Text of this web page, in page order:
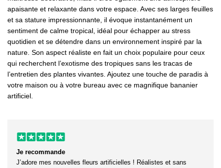
apaisante et relaxante dans votre espace. Avec ses larges feuilles
et sa stature impressionnante, il évoque instantanément un
sentiment de calme tropical, idéal pour échapper au stress
quotidien et se détendre dans un environnement inspiré par la
nature. Son aspect réaliste en fait un choix populaire pour ceux
qui recherchent l’exotisme des tropiques sans les tracas de
l’entretien des plantes vivantes. Ajoutez une touche de paradis à
votre maison ou à votre bureau avec ce magnifique bananier
artificiel.
Je recommande
J’adore mes nouvelles fleurs artificielles ! Réalistes et sans